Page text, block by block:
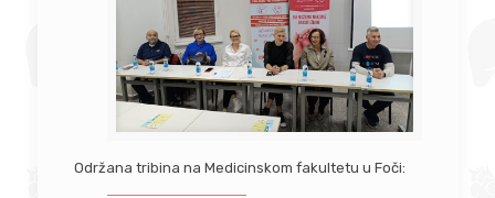
Održana tribina na Medicinskom fakultetu u Foči: